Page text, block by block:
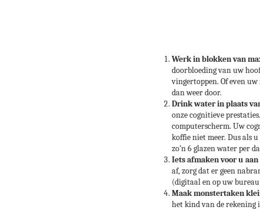
Werk in blokken van
doorbloeding van uw
vingertoppen. Of even
dan weer door.
Drink water in plaats
onze cognitieve
computerscherm. Uw
koffie niet meer. Dus als
zo’n 6 glazen water per
Iets afmaken voor u
af, zorg dat er geen
(digitaal en op uw
Maak monstertaken
het kind van de rekening